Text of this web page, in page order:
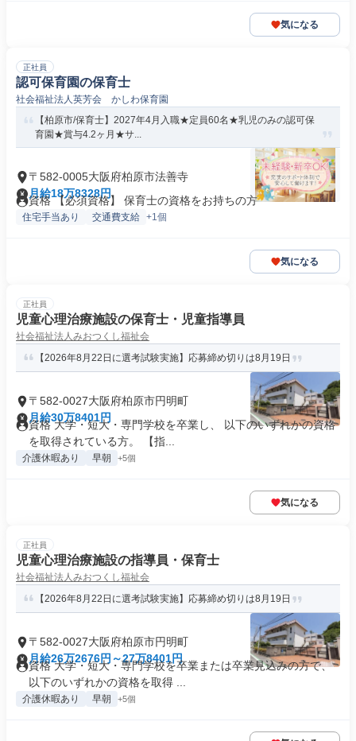
気になる
正社員
認可保育園の保育士
社会福祉法人英芳会 かしわ保育園
【柏原市/保育士】2027年4月入職★定員60名★乳児のみの認可保
育園★賞与4.2ヶ月★サ...
〒582-0005大阪府柏原市法善寺
月給18万8328円
資格 【必須資格】 保育士の資格をお持ちの方
住宅手当あり 交通費支給 +1個
気になる
正社員
児童心理治療施設の保育士・児童指導員
社会福祉法人みおつくし福祉会
【2026年8月22日に選考試験実施】応募締め切りは8月19日
〒582-0027大阪府柏原市円明町
月給30万8401円
資格 大学・短大・専門学校を卒業し、 以下のいずれかの資格
を取得されている方。 【指...
介護休暇あり 早朝 +5個
気になる
正社員
児童心理治療施設の指導員・保育士
社会福祉法人みおつくし福祉会
【2026年8月22日に選考試験実施】応募締め切りは8月19日
〒582-0027大阪府柏原市円明町
月給26万2676円～27万8401円
資格 大学・短大・専門学校を卒業または卒業見込みの方で、
以下のいずれかの資格を取得 ...
介護休暇あり 早朝 +5個